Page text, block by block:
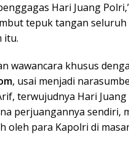
Hari Juang
tepuk tangan
itu.
wawancara khusus
, usai menjadi
terwujudnya Hari
perjuangannya sendiri,
oleh para Kapolri di